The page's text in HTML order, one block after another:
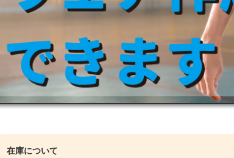
在庫について